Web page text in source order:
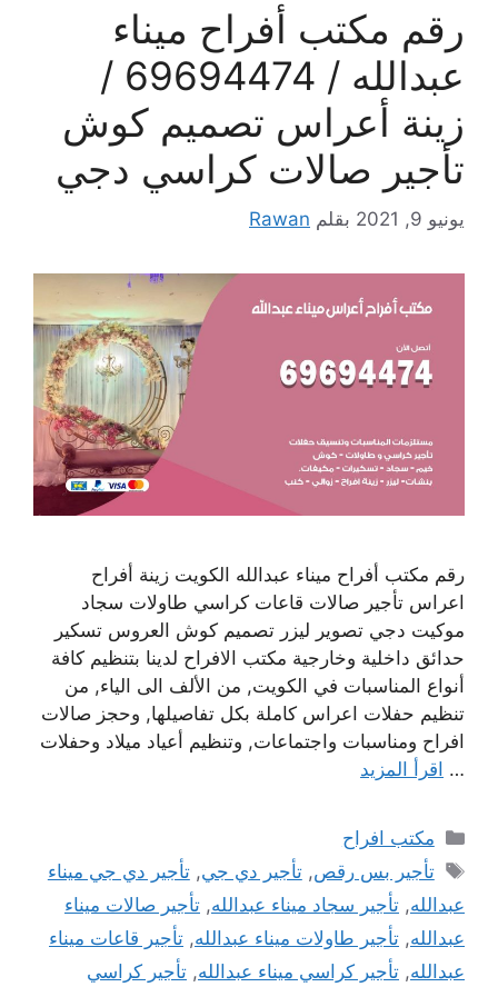
رقم مكتب أفراح ميناء
عبدالله / 69694474 /
زينة أعراس تصميم كوش
تأجير صالات كراسي دجي
يونيو 9, 2021 بقلم Rawan
رقم مكتب أفراح ميناء عبدالله الكويت زينة أفراح
اعراس تأجير صالات قاعات كراسي طاولات سجاد
موكيت دجي تصوير ليزر تصميم كوش العروس تسكير
حدائق داخلية وخارجية مكتب الافراح لدينا بتنظيم كافة
أنواع المناسبات في الكويت, من الألف الى الياء, من
تنظيم حفلات اعراس كاملة بكل تفاصيلها, وحجز صالات
افراح ومناسبات واجتماعات, وتنظيم أعياد ميلاد وحفلات
… اقرأ المزيد
التصنيفات
مكتب افراح
الوسوم
تأجير بس رقص,تأجير دي جي,تأجير دي جي ميناء
عبدالله, تأجير سجاد ميناء عبدالله, تأجير صالات ميناء
عبدالله, تأجير طاولات ميناء عبدالله, تأجير قاعات ميناء
عبدالله, تأجير كراسي ميناء عبدالله, تأجير كراسي